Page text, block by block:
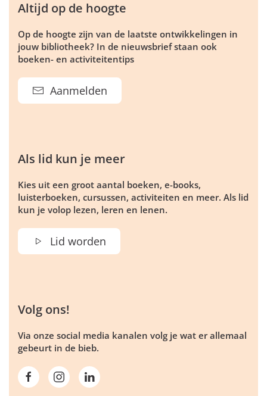
Altijd op de hoogte
Op de hoogte zijn van de laatste ontwikkelingen in
jouw bibliotheek? In de nieuwsbrief staan ook
boeken- en activiteitentips
Aanmelden
Als lid kun je meer
Kies uit een groot aantal boeken, e-books,
luisterboeken, cursussen, activiteiten en meer. Als lid
kun je volop lezen, leren en lenen.
Lid worden
Volg ons!
Via onze social media kanalen volg je wat er allemaal
gebeurt in de bieb.